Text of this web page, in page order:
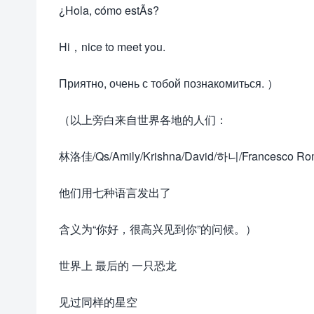
¿Hola, cómo estÃs?
Hi，nice to meet you.
Приятно, очень с тобой познакомиться. ）
（以上旁白来自世界各地的人们：
林洛佳/Qs/Amily/Krishna/David/하니/Francesco
他们用七种语言发出了
含义为“你好，很高兴见到你”的问候。）
世界上 最后的 一只恐龙
见过同样的星空